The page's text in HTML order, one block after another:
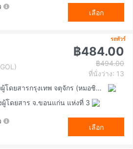
เลือก
รถทัวร์
฿484.00
฿494.00
ที่นั่งว่าง: 13
สถานีขนส่งผู้โดยสารกรุงเทพ จตุจักร (หมอชิต2)
โดยสาร จ.ขอนแก่น แห่งที่ 3
เลือก